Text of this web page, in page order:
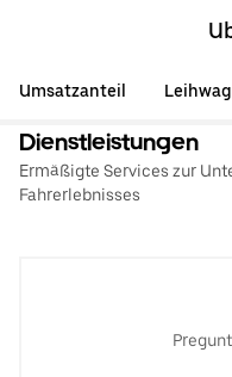
Umsatzanteil
Dienstleistungen
Ermäßigte Services zur
Fahrerlebnisses